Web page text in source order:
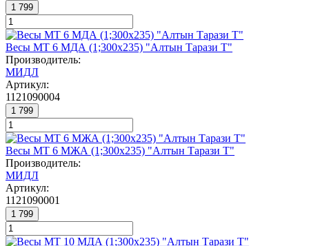
1 799
Весы МТ 6 МДА (1;300x235) "Алтын Тарази Т"
Производитель:
МИДЛ
Артикул:
1121090004
1 799
Весы МТ 6 МЖА (1;300x235) "Алтын Тарази Т"
Производитель:
МИДЛ
Артикул:
1121090001
1 799